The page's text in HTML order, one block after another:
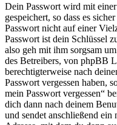
Dein Passwort wird mit
gespeichert, so dass es
Passwort nicht auf einer
Passwort ist dein Schlüssel
also geh mit ihm sorgsam
des Betreibers, von phpBB
berechtigterweise nach
Passwort vergessen haben,
mein Passwort vergessen“
dich dann nach deinem
und sendet anschließend ein